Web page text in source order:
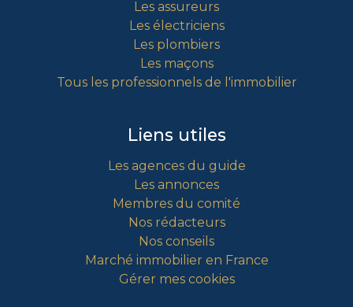
Les assureurs
Les électriciens
Les plombiers
Les maçons
Tous les professionnels de l'immobilier
Liens utiles
Les agences du guide
Les annonces
Membres du comité
Nos rédacteurs
Nos conseils
Marché immobilier en France
Gérer mes cookies